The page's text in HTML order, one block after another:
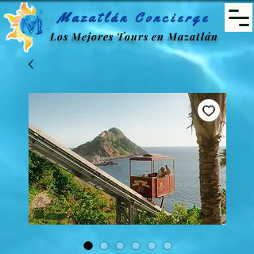
Los Mejores Tours en Mazatlán
Mazatlán Concierge